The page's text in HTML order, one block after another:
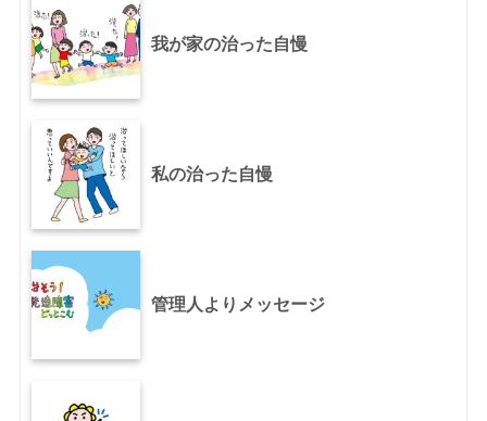
我が家の治った自慢
私の治った自慢
管理人よりメッセージ